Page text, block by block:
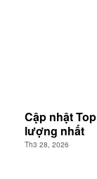
Cập nhật
lượng nhất
Th3 28, 2026